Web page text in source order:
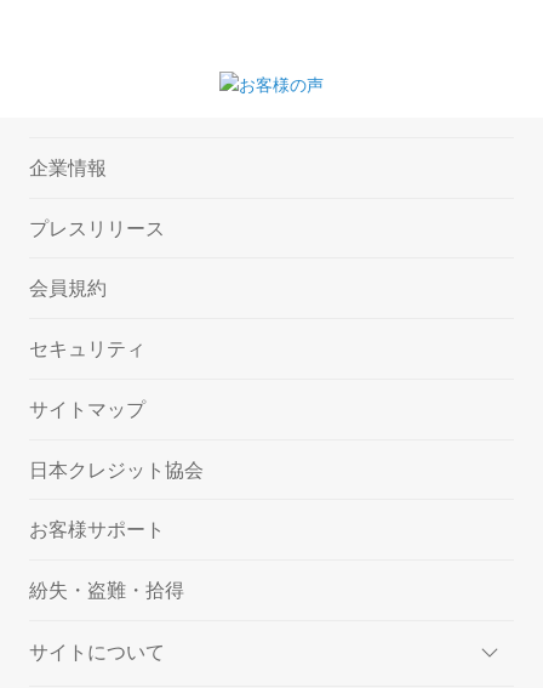
企業情報
プレスリリース
会員規約
セキュリティ
サイトマップ
日本クレジット協会
お客様サポート
紛失・盗難・拾得
サイトについて